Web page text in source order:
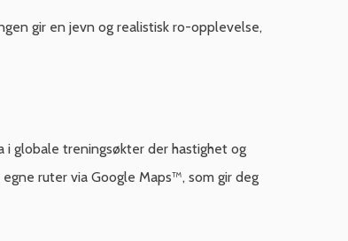
gir en jevn og realistisk ro-opplevelse,
globale treningsøkter der hastighet og
ruter via Google Maps™, som gir deg